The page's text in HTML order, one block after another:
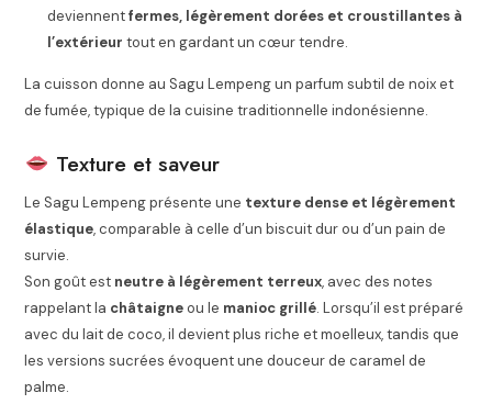
deviennentfermes, légèrement dorées et croustillantes à
l’extérieur tout en gardant un cœur tendre.
La cuisson donne au Sagu Lempeng un parfum subtil de noix et
de fumée, typique de la cuisine traditionnelle indonésienne.
Texture et saveur
Le Sagu Lempeng présente une texture dense et légèrement
élastique, comparable à celle d’un biscuit dur ou d’un pain de
survie.
Son goût est neutre à légèrement terreux, avec des notes
rappelant la châtaigneou le manioc grillé. Lorsqu’il est préparé
avec du lait de coco, il devient plus riche et moelleux, tandis que
les versions sucrées évoquent une douceur de caramel de
palme.